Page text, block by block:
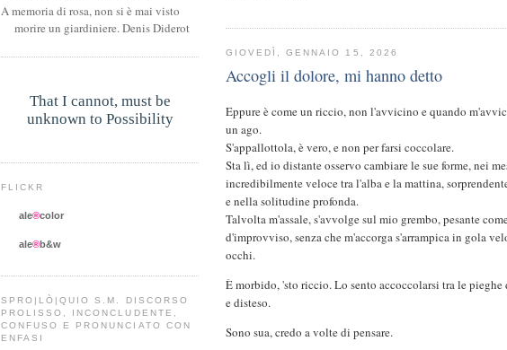
GIOVEDÌ, GENNAIO 15, 2026
Accogli il dolore, mi hanno detto
Eppure è come un riccio, non l'avvicino e quando
un ago.
S'appallottola, è vero, e non per farsi coccolare.
Sta lì, ed io distante osservo cambiare le sue forme, nei
incredibilmente veloce tra l'alba e la mattina,
e nella solitudine profonda.
Talvolta m'assale, s'avvolge sul mio grembo, pesante
d'improvviso, senza che m'accorga s'arrampica in gola
occhi.
È morbido, 'sto riccio. Lo sento accoccolarsi tra le
e disteso.
Sono sua, credo a volte di pensare.
A memoria di rosa, non si è mai visto
morire un giardiniere. Denis Diderot
That I cannot, must be
unknown to Possibility
FLICKR
ale®color
ale®b&w
SPRO|LÒ|QUIO S.M. DISCORSO
PROLISSO, INCONCLUDENTE,
CONFUSO E PRONUNCIATO CON
ENFASI